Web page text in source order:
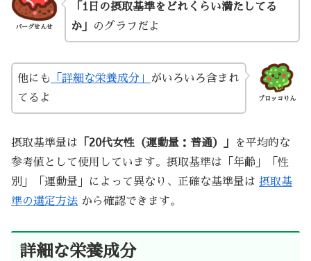
バーグせんせ
「1日の摂取基準をどれくらい満たしてる
か」
のグラフだよ
ブロッコりん
他にも 「詳細な栄養成分」
がいろいろ含まれ
てるよ
摂取基準量は 「20代女性（運動量：普通）」
を平均的な
参考値として使用しています。摂取基準は「年齢」「性
別」「運動量」によって異なり、正確な基準量は 摂取基
準の選定方法 から確認できます。
詳細な栄養成分